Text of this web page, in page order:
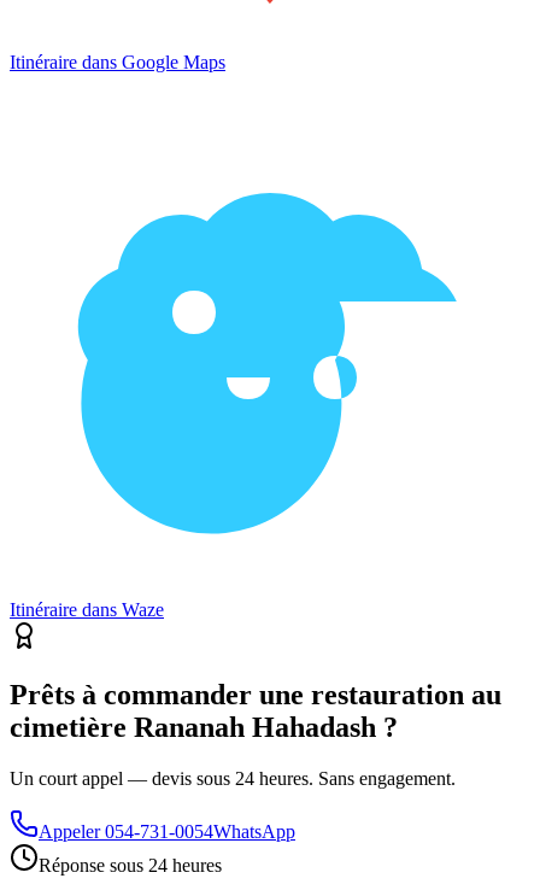
Itinéraire dans Google Maps
Itinéraire dans Waze
Prêts à commander une restauration au
cimetière Rananah Hahadash ?
Un court appel — devis sous 24 heures. Sans engagement.
Appeler 054-731-0054WhatsApp
Réponse sous 24 heures